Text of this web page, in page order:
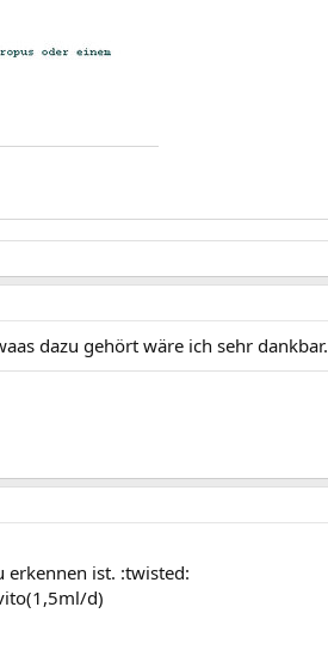
dazu gehört wäre ich sehr dankbar.
erkennen ist. :twisted:
d)